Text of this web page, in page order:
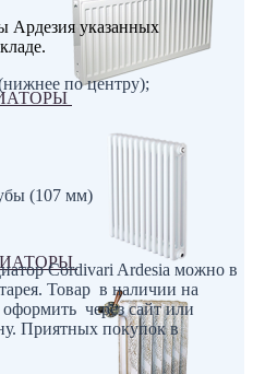
Ардезия указанных
по центру);
(107 мм)
Cordivari Ardesia можно в
Товар в наличии на
через сайт или
Приятных покупок в